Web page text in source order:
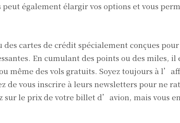
également élargir vos options et vous
cartes de crédit spécialement conçues pour
En cumulant des points ou des miles, il
même des vols gratuits. Soyez toujours à
de vous inscrire à leurs newsletters pour ne
sur le prix de votre billet d’avion, mais vous